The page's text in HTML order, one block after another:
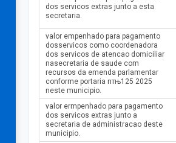
dos servicos extras junto a esta
secretaria.
valor empenhado para pagamento
dosservicos como coordenadora
dos servicos de atencao domiciliar
nasecretaria de saude com
recursos da emenda parlamentar
conforme portaria nтњ125 2025
neste municipio.
valor ermpenhado para pagamento
dos servicos extras junto a
secretaria de administracao deste
municipio.